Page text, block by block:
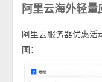
阿里云海外轻
阿里云服务器优惠活
图：